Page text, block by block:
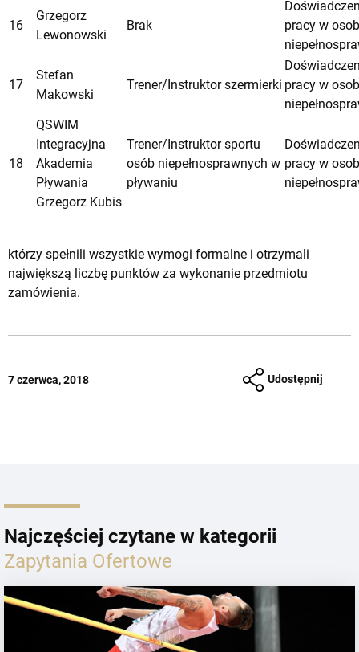
16
Grzegorz
Lewonowski
Brak
pracy w
17
Stefan
Makowski
Trener/Instruktor szermierki pracy w
18
QSWIM
Integracyjna
Akademia
Pływania
Grzegorz Kubis
Trener/Instruktor sportu
osób niepełnosprawnych w
pływaniu
pracy w
którzy spełnili wszystkie wymogi formalne i otrzymali
największą liczbę punktów za wykonanie przedmiotu
zamówienia.
7 czerwca, 2018 Udostępnij
Najczęściej czytane w kategorii
Zapytania Ofertowe